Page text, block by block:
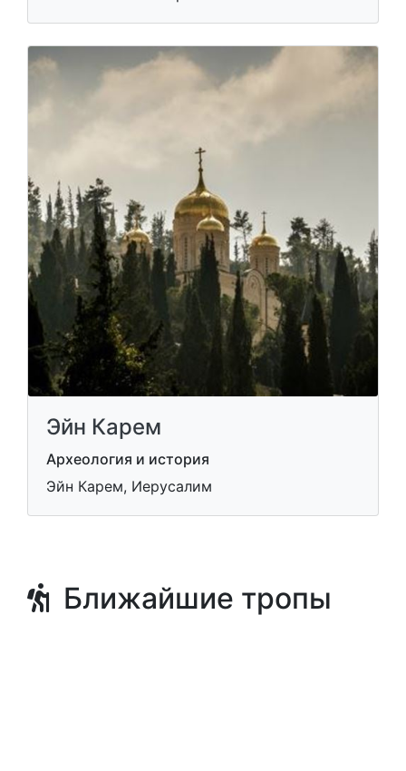
Эйн Карем
Археология и история
Эйн Карем, Иерусалим
Ближайшие тропы